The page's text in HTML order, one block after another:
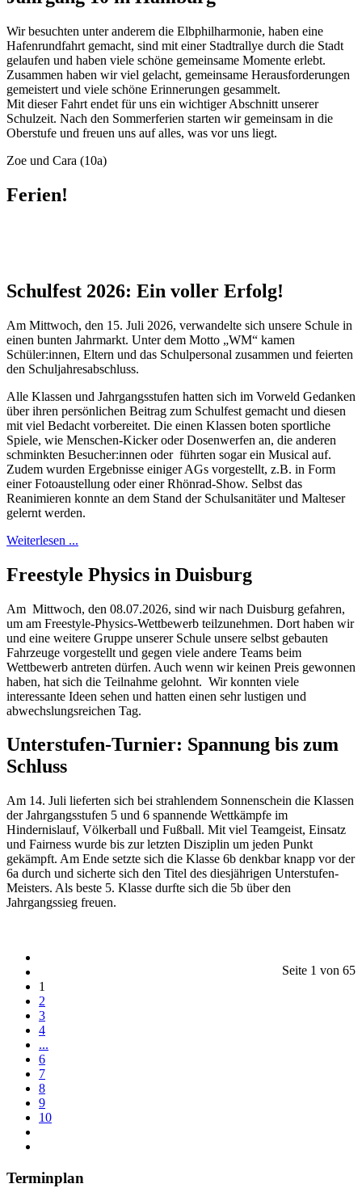
Wir besuchten unter anderem die Elbphilharmonie, haben eine
Hafenrundfahrt gemacht, sind mit einer Stadtrallye durch die Stadt
gelaufen und haben viele schöne gemeinsame Momente erlebt.
Zusammen haben wir viel gelacht, gemeinsame Herausforderungen
gemeistert und viele schöne Erinnerungen gesammelt.
Mit dieser Fahrt endet für uns ein wichtiger Abschnitt unserer
Schulzeit. Nach den Sommerferien starten wir gemeinsam in die
Oberstufe und freuen uns auf alles, was vor uns liegt.
Zoe und Cara (10a)
Ferien!
Schulfest 2026: Ein voller Erfolg!
Am Mittwoch, den 15. Juli 2026, verwandelte sich unsere Schule in
einen bunten Jahrmarkt. Unter dem Motto „WM“ kamen
Schüler:innen, Eltern und das Schulpersonal zusammen und feierten
den Schuljahresabschluss.
Alle Klassen und Jahrgangsstufen hatten sich im Vorweld Gedanken
über ihren persönlichen Beitrag zum Schulfest gemacht und diesen
mit viel Bedacht vorbereitet. Die einen Klassen boten sportliche
Spiele, wie Menschen-Kicker oder Dosenwerfen an, die anderen
schminkten Besucher:innen oder führten sogar ein Musical auf.
Zudem wurden Ergebnisse einiger AGs vorgestellt, z.B. in Form
einer Fotoaustellung oder einer Rhönrad-Show. Selbst das
Reanimieren konnte an dem Stand der Schulsanitäter und Malteser
gelernt werden.
Weiterlesen ...
Freestyle Physics in Duisburg
Am Mittwoch, den 08.07.2026, sind wir nach Duisburg gefahren,
um am Freestyle-Physics-Wettbewerb teilzunehmen. Dort haben wir
und eine weitere Gruppe unserer Schule unsere selbst gebauten
Fahrzeuge vorgestellt und gegen viele andere Teams beim
Wettbewerb antreten dürfen. Auch wenn wir keinen Preis gewonnen
haben, hat sich die Teilnahme gelohnt. Wir konnten viele
interessante Ideen sehen und hatten einen sehr lustigen und
abwechslungsreichen Tag.
Unterstufen-Turnier: Spannung bis zum
Schluss
Am 14. Juli lieferten sich bei strahlendem Sonnenschein die Klassen
der Jahrgangsstufen 5 und 6 spannende Wettkämpfe im
Hindernislauf, Völkerball und Fußball. Mit viel Teamgeist, Einsatz
und Fairness wurde bis zur letzten Disziplin um jeden Punkt
gekämpft. Am Ende setzte sich die Klasse 6b denkbar knapp vor der
6a durch und sicherte sich den Titel des diesjährigen Unterstufen-
Meisters. Als beste 5. Klasse durfte sich die 5b über den
Jahrgangssieg freuen.
Seite 1 von 65
1
2
3
4
...
6
7
8
9
10
Terminplan